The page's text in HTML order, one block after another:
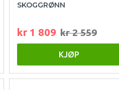
SKOGGRØNN
kr 1 809 kr 2 559
KJØP